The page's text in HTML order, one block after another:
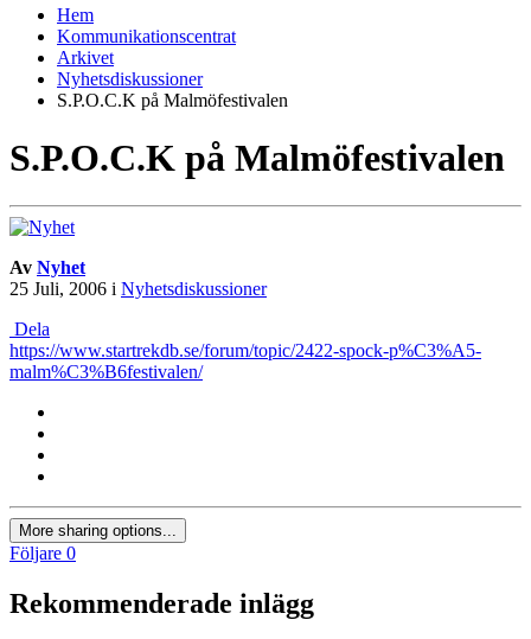
Hem
Kommunikationscentrat
Arkivet
Nyhetsdiskussioner
S.P.O.C.K på Malmöfestivalen
S.P.O.C.K på Malmöfestivalen
Av Nyhet
25 Juli, 2006 i Nyhetsdiskussioner
Dela
https://www.startrekdb.se/forum/topic/2422-spock-p%C3%A5-
malm%C3%B6festivalen/
More sharing options...
Följare 0
Rekommenderade inlägg